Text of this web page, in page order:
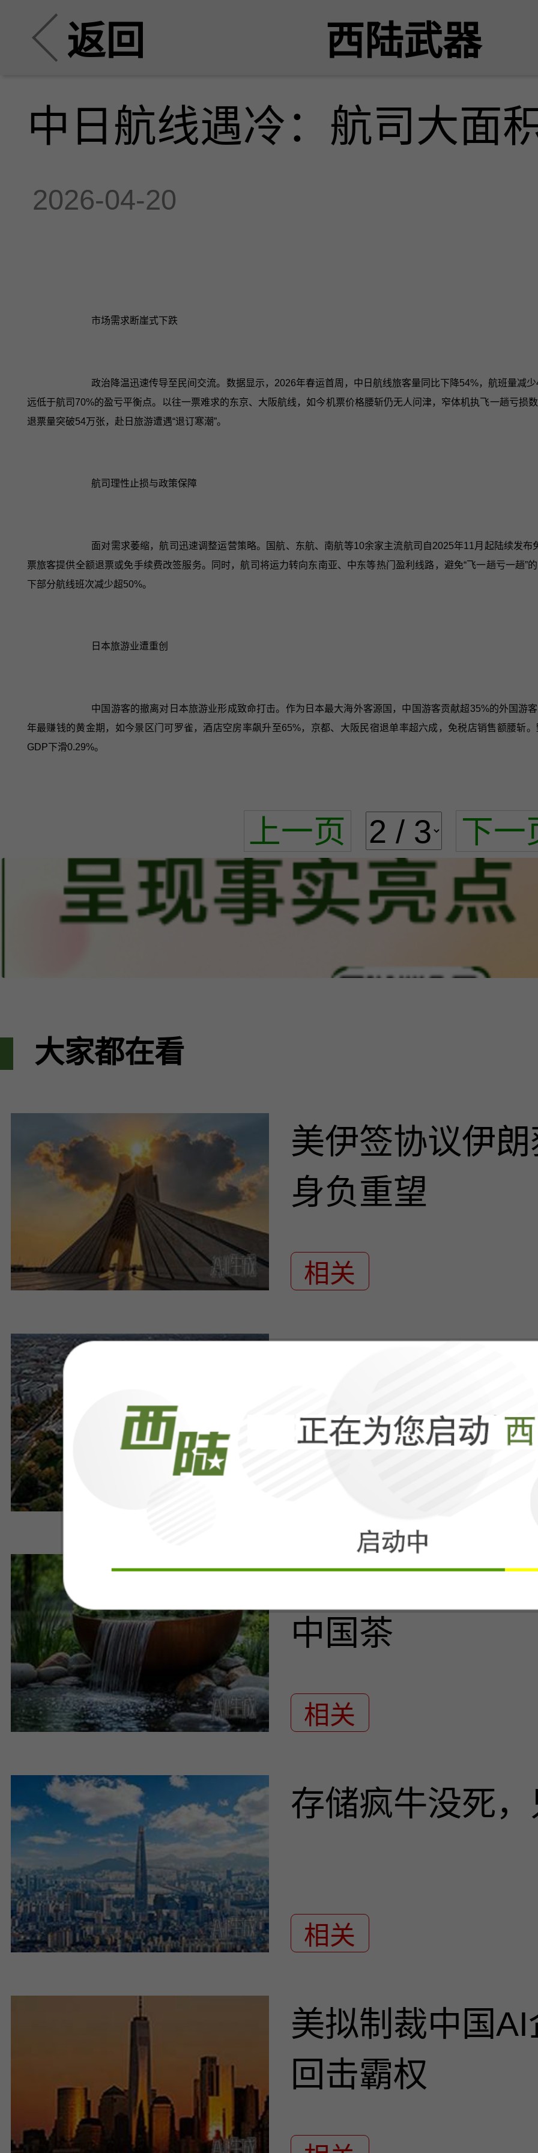
返回 西陆武器
中日航线遇冷：航司大面
2026-04-20
市场需求断崖式下跌
政治降温迅速传导至民间交流。数据显示，2026年春运首周，中日航线旅客量同比下降54%，航班量减
远低于航司70%的盈亏平衡点。以往一票难求的东京、大阪航线，如今机票价格腰斩仍无人问津，窄体机执飞一趟亏损
退票量突破54万张，赴日旅游遭遇“退订寒潮”。
航司理性止损与政策保障
面对需求萎缩，航司迅速调整运营策略。国航、东航、南航等10余家主流航司自2025年11月起陆续发
票旅客提供全额退票或免手续费改签服务。同时，航司将运力转向东南亚、中东等热门盈利线路，避免“飞一趟亏一趟”
下部分航线班次减少超50%。
日本旅游业遭重创
中国游客的撤离对日本旅游业形成致命打击。作为日本最大海外客源国，中国游客贡献超35%的外国游
年最赚钱的黄金期，如今景区门可罗雀，酒店空房率飙升至65%，京都、大阪民宿退单率超六成，免税店销售额腰斩
GDP下滑0.29%。
上一页 下一
大家都在看
美伊签协议伊
身负重望
相关
再访华深度解码
俄国人不要毁
中国茶
相关
存储疯牛没死
相关
美拟制裁中国
回击霸权